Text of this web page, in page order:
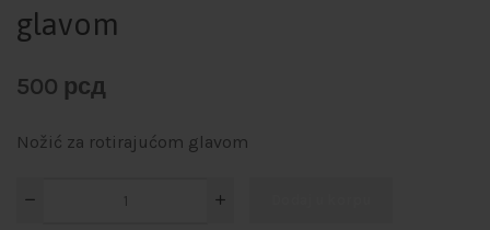
glavom
500 рсд
Nožić za rotirajućom glavom